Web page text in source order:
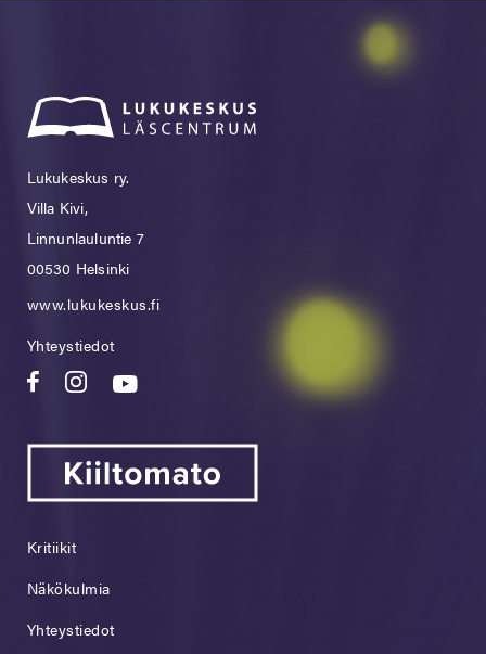
Lukukeskus ry.
Villa Kivi,
Linnunlauluntie 7
00530 Helsinki
www.lukukeskus.fi
Yhteystiedot
Kritiikit
Näkökulmia
Yhteystiedot